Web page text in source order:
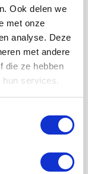
Ook delen we
met onze
analyse. Deze
met andere
die ze hebben
services.